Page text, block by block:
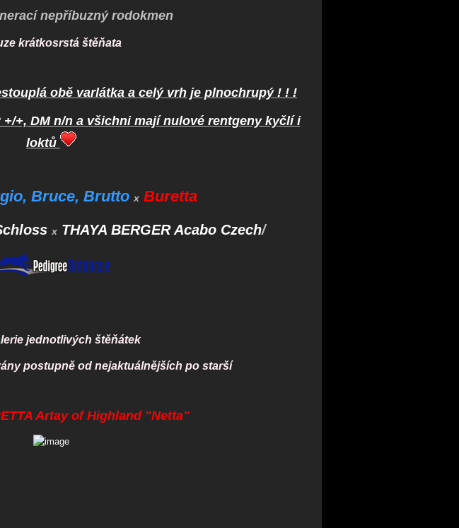
nepříbuzný rodokmen
krátkosrstá štěňata
obě varlátka a celý vrh je plnochrupý ! ! !
+, DM n/n a všichni mají nulové rentgeny kyčlí i
loktů
Bruce, Bruttox Buretta
x THAYA BERGER Acabo Czech/
jednotlivých štěňátek
postupně od nejaktuálnějších po starší
Artay of Highland "Netta"